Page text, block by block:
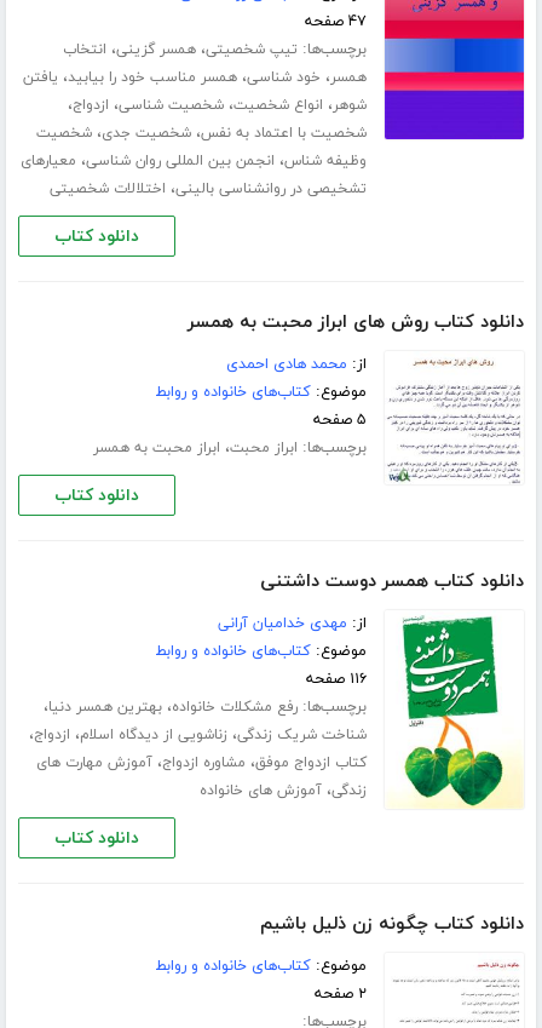
۴۷ صفحه
برچسب‌ها: تیپ شخصیتی،همسر گزینی، انتخاب
همسر، خود شناسی،همسر مناسب خود را بیابید، یافتن
شوهر، انواع شخصیت،شخصیت شناسی، ازدواج،
شخصیت با اعتماد به نفس،شخصیت جدی،شخصیت
وظیفه شناس، انجمن بین المللی روان شناسی، معیارهای
تشخیصی در روانشناسی بالینی، اختلالات شخصیتی
دانلود کتاب
دانلود کتاب روش های ابراز محبت به همسر
از: محمد هادی احمدی
موضوع:کتاب‌های خانواده و روابط
۵ صفحه
برچسب‌ها: ابراز محبت، ابراز محبت به همسر
دانلود کتاب
دانلود کتاب همسر دوست داشتنی
از: مهدی خدامیان آرانی
موضوع:کتاب‌های خانواده و روابط
۱۱۶ صفحه
برچسب‌ها:رفع مشکلات خانواده،بهترین همسر دنیا،
شناخت شریک زندگی، زناشویی از دیدگاه اسلام، ازدواج،
کتاب ازدواج موفق، مشاوره ازدواج،آموزش مهارت های
زندگی،آموزش های خانواده
دانلود کتاب
دانلود کتاب چگونه زن ذلیل باشیم
موضوع:کتاب‌های خانواده و روابط
۲ صفحه
برچسب‌ها: